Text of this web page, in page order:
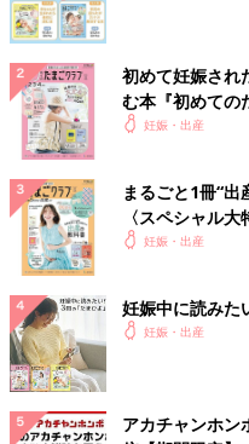
初めて妊娠され
む本『初めての
妊娠・出産
まるごと1冊“出
〈スペシャル
妊娠・出産
妊娠中に読みた
妊娠・出産
アカチャンホン